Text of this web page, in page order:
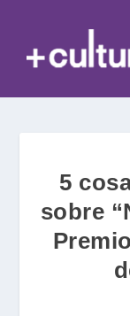
5
sobre